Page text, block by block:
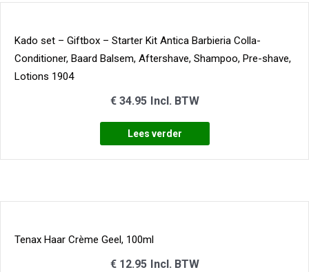
Kado set – Giftbox – Starter Kit Antica Barbieria Colla-
Conditioner, Baard Balsem, Aftershave, Shampoo, Pre-shave,
Lotions 1904
€34.95 Incl. BTW
Lees verder
Tenax Haar Crème Geel, 100ml
€12.95 Incl. BTW